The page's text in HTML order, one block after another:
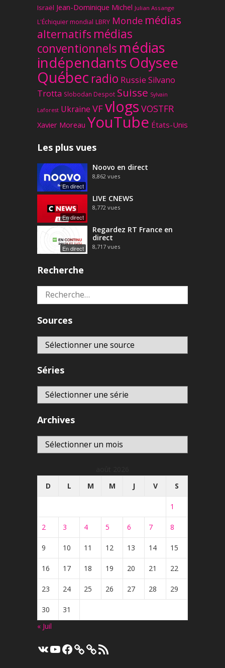
Israël Jean-Dominique Michel Julian Assange
L'Échiquier mondial LBRY Monde médias
alternatifs médias
conventionnels médias
indépendantsOdysee
Québec radio Russie Silvano
Trotta Slobodan Despot Suisse Sylvain
Laforest Ukraine VFvlogs VOSTFR
Xavier Moreau YouTube États-Unis
Les plus vues
En direct
Noovo en direct
8,862 vues
En direct
LIVE CNEWS
8,772 vues
En direct
Regardez RT France en
direct
8,717 vues
Recherche
Rechercher :
Sources
Séries
Archives
Archives
D
L M M J V S
1
2 3 4 5 6 7 8
9 10 11 12 13 14 15
16 17 18 19 20 21 22
23 24 25 26 27 28 29
30
31
« Juil
VK YouTube
Facebook Flux
RSS